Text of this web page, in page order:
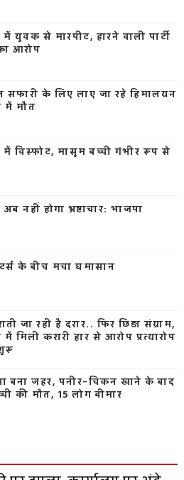
युवक से मारपीट, हारने वाली पार्टी
आरोप
के लिए लाए जा रहे हिमालयन
में मौत
विस्फोट, मासूम बच्ची गंभीर रूप से
नहीं होगा भ्रष्टाचार: भाजपा
के बीच मचा घमासान
जा रही है दरार.. फिर छिड़ा संग्राम,
मिली करारी हार से आरोप प्रत्यारोप
बना जहर, पनीर-चिकन खाने के बाद
की मौत, 15 लोग बीमार